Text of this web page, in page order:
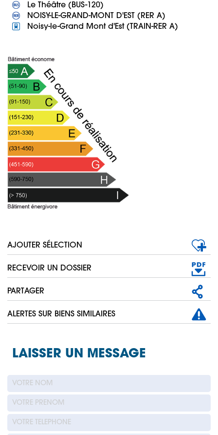
Noisy-le-Grand Mont d'Est (TRAIN-RER A)
AJOUTER SÉLECTION
RECEVOIR UN DOSSIER
PARTAGER
ALERTES SUR BIENS SIMILAIRES
LAISSER UN MESSAGE